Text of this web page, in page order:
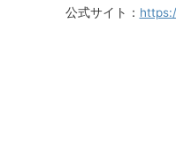
公式サイト：